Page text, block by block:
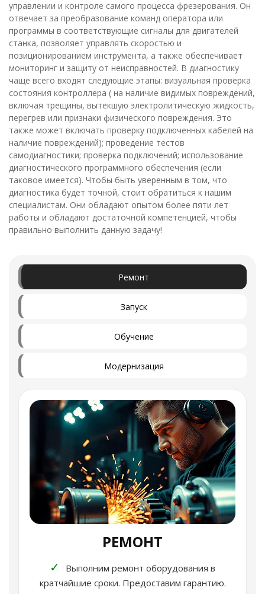
управлении и контроле самого процесса фрезерования. Он
отвечает за преобразование команд оператора или
программы в соответствующие сигналы для двигателей
станка, позволяет управлять скоростью и
позиционированием инструмента, а также обеспечивает
мониторинг и защиту от неисправностей. В диагностику
чаще всего входят следующие этапы: визуальная проверка
состояния контроллера ( на наличие видимых повреждений,
включая трещины, вытекшую электролитическую жидкость,
перегрев или признаки физического повреждения. Это
также может включать проверку подключенных кабелей на
наличие повреждений); проведение тестов
самодиагностики; проверка подключений; использование
диагностического программного обеспечения (если
таковое имеется). Чтобы быть уверенным в том, что
диагностика будет точной, стоит обратиться к нашим
специалистам. Они обладают опытом более пяти лет
работы и обладают достаточной компетенцией, чтобы
правильно выполнить данную задачу!
Ремонт
Запуск
Обучение
Модернизация
РЕМОНТ
✓
Выполним ремонт оборудования в
кратчайшие сроки. Предоставим гарантию.